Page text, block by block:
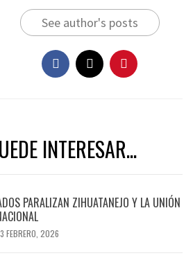
See author's posts
INTERESAR...
PARALIZAN ZIHUATANEJO Y LA UNIÓN
FEBRERO, 2026